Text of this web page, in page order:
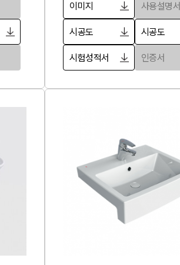
이미지 사용설명서
시공도 시공도
시험성적서 인증서